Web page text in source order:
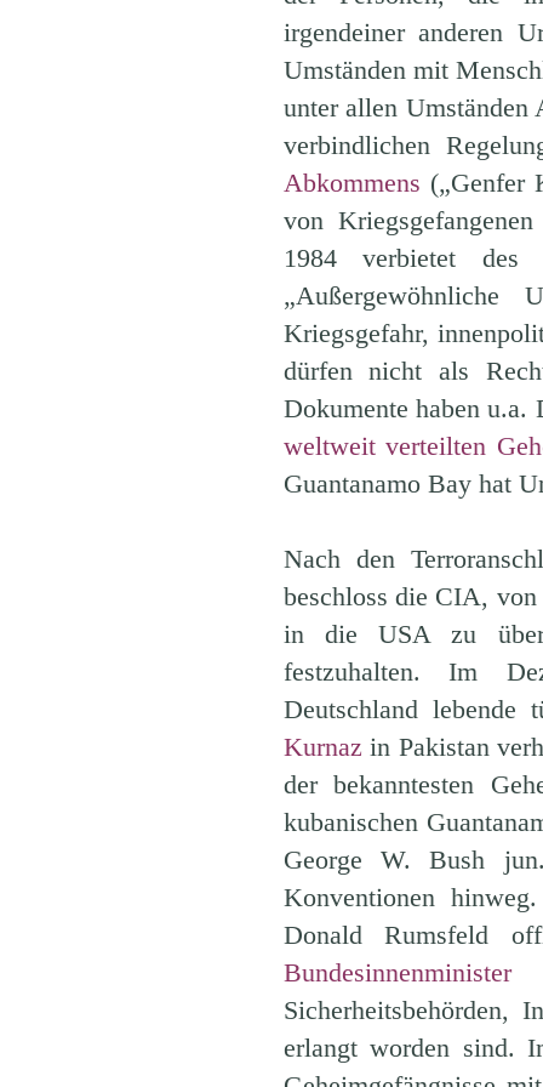
irgendeiner anderen
Umständen mit
unter allen Umständen
verbindlichen
Abkommens („Genfer
von
1984 verbietet
Kriegsgefahr,
dürfen nicht als
Dokumente haben u.a.
weltweit verteilten
Guantanamo Bay hat
Nach den
beschloss die CIA,
in die USA zu
festzuhalten. Im
Deutschland lebende
Kurnaz in Pakistan
der bekanntesten
kubanischen
George W. Bush
Konventionen
Donald Rumsfeld
Sicherheitsbehörden,
erlangt worden sind.